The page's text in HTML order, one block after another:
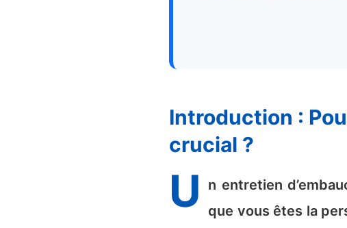
Introduction : Pourquoi bien se préparer à un entretien est
crucial ?
U
n entretien
que vous êtes la